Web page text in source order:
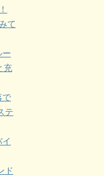
て
ー
充
で
テ
ド